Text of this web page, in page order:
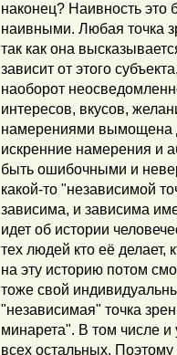
наконец? Наивность это
наивными. Любая точка
так как она
зависит от этого
наоборот
интересов, вкусов,
намерениями вымощена
искренние намерения и
быть ошибочными и
какой-то "независимой
зависима, и зависима
идет об истории
тех людей кто её делает,
на эту историю потом
тоже свой
"независимая" точка
минарета". В том числе и
всех остальных.